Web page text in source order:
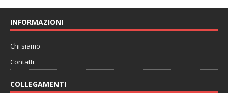
INFORMAZIONI
Chi siamo
Contatti
COLLEGAMENTI